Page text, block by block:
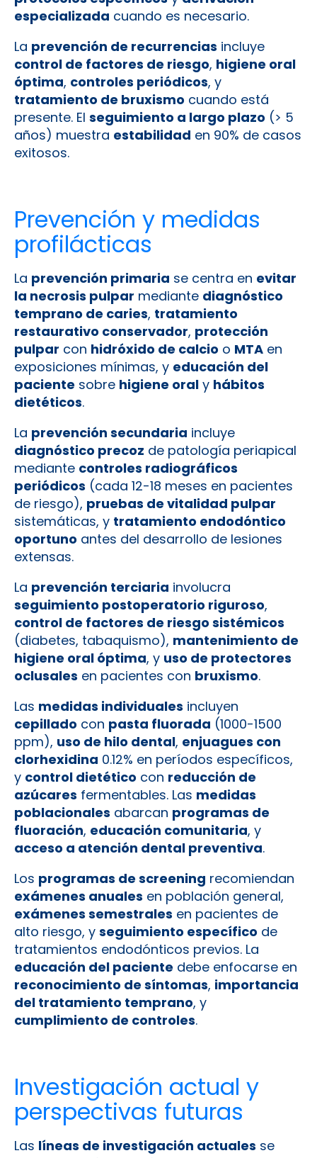
especializada cuando es necesario.
La prevención de recurrencias incluye
control de factores de riesgo, higiene oral
óptima, controles periódicos, y
tratamiento de bruxismo cuando está
presente. El seguimiento a largo plazo (> 5
años) muestra estabilidad en 90% de casos
exitosos.
Prevención y medidas
profilácticas
La prevención primaria se centra en evitar
la necrosis pulpar mediante diagnóstico
temprano de caries, tratamiento
restaurativo conservador, protección
pulpar con hidróxido de calcio o MTA en
exposiciones mínimas, y educación del
paciente sobre higiene oral y hábitos
dietéticos.
La prevención secundaria incluye
diagnóstico precoz de patología periapical
mediante controles radiográficos
periódicos (cada 12-18 meses en pacientes
de riesgo), pruebas de vitalidad pulpar
sistemáticas, y tratamiento endodóntico
oportuno antes del desarrollo de lesiones
extensas.
La prevención terciaria involucra
seguimiento postoperatorio riguroso,
control de factores de riesgo sistémicos
(diabetes, tabaquismo), mantenimiento de
higiene oral óptima, y uso de protectores
oclusales en pacientes con bruxismo.
Las medidas individuales incluyen
cepillado con pasta fluorada (1000-1500
ppm), uso de hilo dental, enjuagues con
clorhexidina 0.12% en períodos específicos,
y control dietético con reducción de
azúcares fermentables. Las medidas
poblacionales abarcan programas de
fluoración, educación comunitaria, y
acceso a atención dental preventiva.
Los programas de screening recomiendan
exámenes anuales en población general,
exámenes semestrales en pacientes de
alto riesgo, y seguimiento específico de
tratamientos endodónticos previos. La
educación del paciente debe enfocarse en
reconocimiento de síntomas, importancia
del tratamiento temprano, y
cumplimiento de controles.
Investigación actual y
perspectivas futuras
Las líneas de investigación actuales se